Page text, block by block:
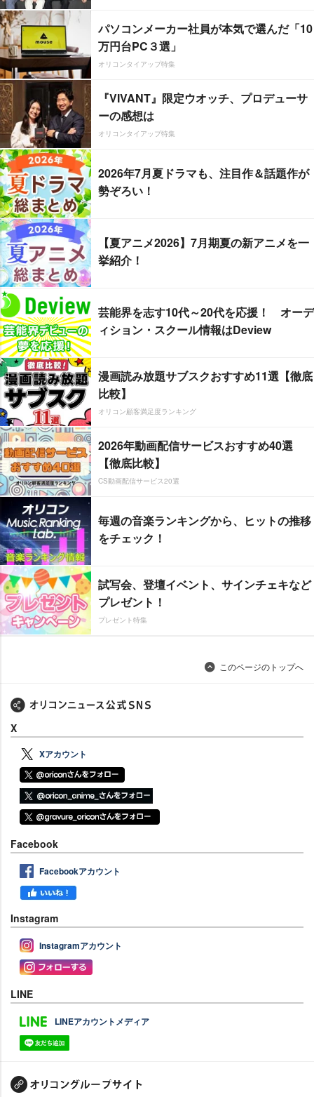
パソコンメーカー社員が本気で選んだ「10
万円台PC３選」
オリコンタイアップ特集
『VIVANT』限定ウオッチ、プロデューサ
ーの感想は
オリコンタイアップ特集
2026年7月夏ドラマも、注目作＆話題作が
勢ぞろい！
【夏アニメ2026】7月期夏の新アニメを一
挙紹介！
芸能界を志す10代～20代を応援！ オーデ
ィション・スクール情報はDeview
漫画読み放題サブスクおすすめ11選【徹底
比較】
オリコン顧客満足度ランキング
2026年動画配信サービスおすすめ40選
【徹底比較】
CS動画配信サービス20選
毎週の音楽ランキングから、ヒットの推移
をチェック！
試写会、登壇イベント、サインチェキなど
プレゼント！
プレゼント特集
このページのトップへ
X
Xアカウント
Facebook
Facebookアカウント
Instagram
Instagramアカウント
LINE
LINEアカウントメディア